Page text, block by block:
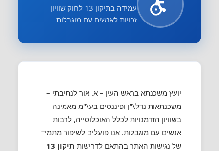
עמידה בתיקון 13 לחוק שוויון
זכויות לאנשים עם מוגבלות
יועץ משכנתא בראש העין – א. אור לנתיבתי –
משכנתאות נדל\"ן ופיננסים בע\"מ מאמינה
בשוויון הזדמנויות לכלל האוכלוסייה, לרבות
אנשים עם מוגבלות. אנו פועלים לשיפור מתמיד
של נגישות האתר בהתאם לדרישות
תיקון 13